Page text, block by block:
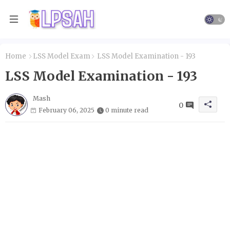
Home LSS Model Exam LSS Model Examination - 193
LSS Model Examination - 193
Mash
February 06, 2025
0 minute read
0